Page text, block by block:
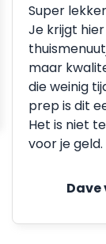
Super
Je krijgt
maar
die weinig
prep is dit
Het is niet
voor je geld.
Dave